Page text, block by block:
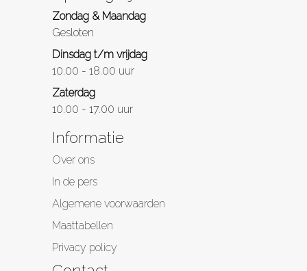
Zondag & Maandag
Gesloten
Dinsdag t/m vrijdag
10.00 - 18.00 uur
Zaterdag
10.00 - 17.00 uur
Informatie
Over ons
In de pers
Algemene voorwaarden
Maattabellen
Privacy policy